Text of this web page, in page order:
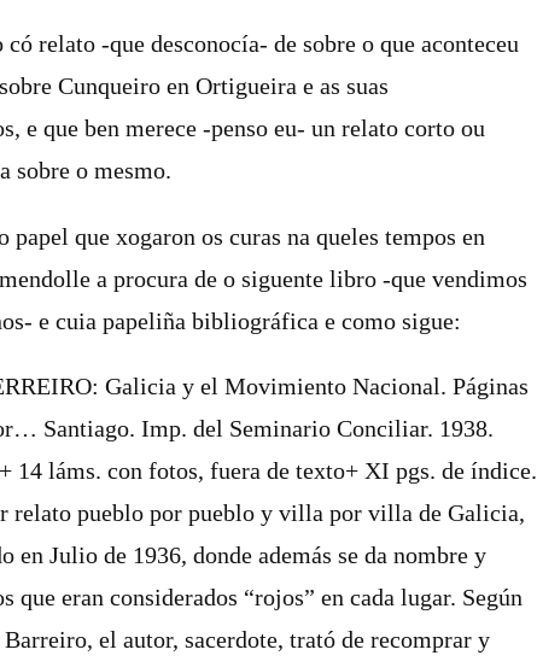
relato -que desconocía- de sobre o que aconteceu
Cunqueiro en Ortigueira e as suas
e que ben merece -penso eu- un relato corto ou
sobre o mesmo.
papel que xogaron os curas na queles tempos en
a procura de o siguente libro -que vendimos
e cuia papeliña bibliográfica e como sigue:
Galicia y el Movimiento Nacional. Páginas
Santiago. Imp. del Seminario Conciliar. 1938.
14 láms. con fotos, fuera de texto+ XI pgs. de índice.
relato pueblo por pueblo y villa por villa de Galicia,
en Julio de 1936, donde además se da nombre y
que eran considerados “rojos” en cada lugar. Según
el autor, sacerdote, trató de recomprar y